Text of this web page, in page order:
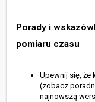
Porady i
pomiaru czasu
Upewnij się, że
(zobacz
najnowszą